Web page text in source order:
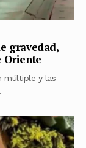
gravedad,
Oriente
múltiple y las